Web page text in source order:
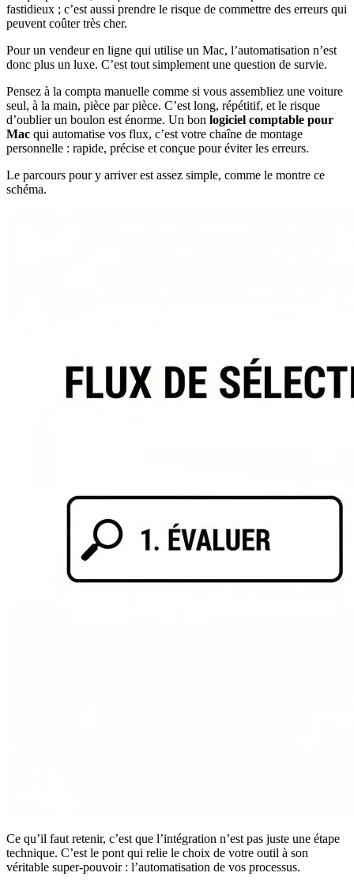
fastidieux ; c’est aussi prendre le risque de commettre des erreurs qui
peuvent coûter très cher.
Pour un vendeur en ligne qui utilise un Mac, l’automatisation n’est
donc plus un luxe. C’est tout simplement une question de survie.
Pensez à la compta manuelle comme si vous assembliez une voiture
seul, à la main, pièce par pièce. C’est long, répétitif, et le risque
d’oublier un boulon est énorme. Un bon logiciel comptable pour
Mac qui automatise vos flux, c’est votre chaîne de montage
personnelle : rapide, précise et conçue pour éviter les erreurs.
Le parcours pour y arriver est assez simple, comme le montre ce
schéma.
Ce qu’il faut retenir, c’est que l’intégration n’est pas juste une étape
technique. C’est le pont qui relie le choix de votre outil à son
véritable super-pouvoir : l’automatisation de vos processus.